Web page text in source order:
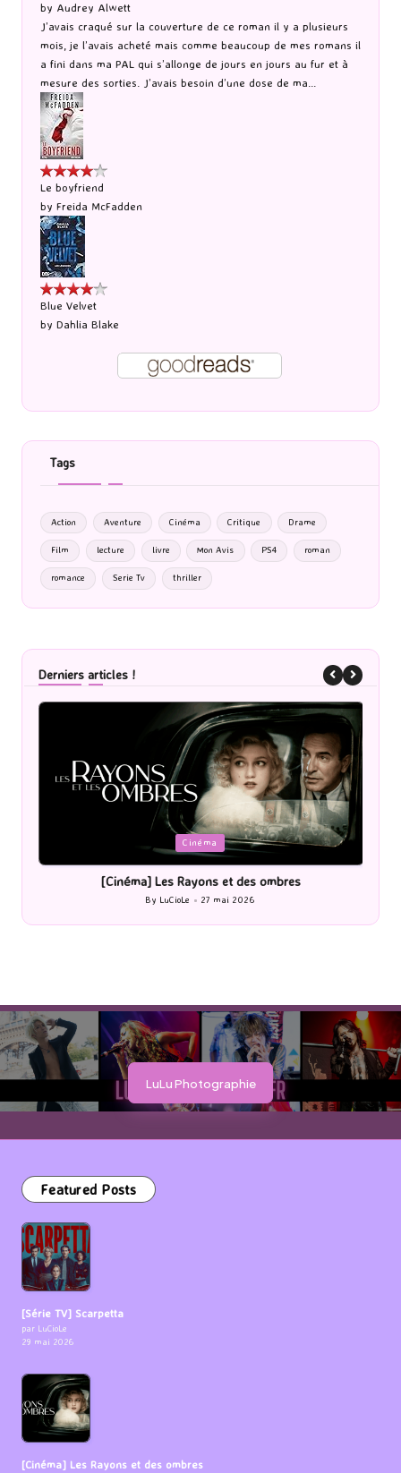
by Audrey Alwett
J’avais craqué sur la couverture de ce roman il y a plusieurs
mois, je l’avais acheté mais comme beaucoup de mes romans il
a fini dans ma PAL qui s’allonge de jours en jours au fur et à
mesure des sorties. J’avais besoin d’une dose de ma...
Le boyfriend
by Freida McFadden
Blue Velvet
by Dahlia Blake
Tags
Action Aventure Cinéma Critique Drame
Film lecture livre Mon Avis PS4 roman
romance Serie Tv thriller
Derniers articles !
Cinéma
[Cinéma] Les Rayons et des ombres
Posted
by
By LuCioLe 27 mai 2026
LuLu Photographie
Featured Posts
[Série TV] Scarpetta
par LuCioLe
29 mai 2026
[Cinéma] Les Rayons et des ombres